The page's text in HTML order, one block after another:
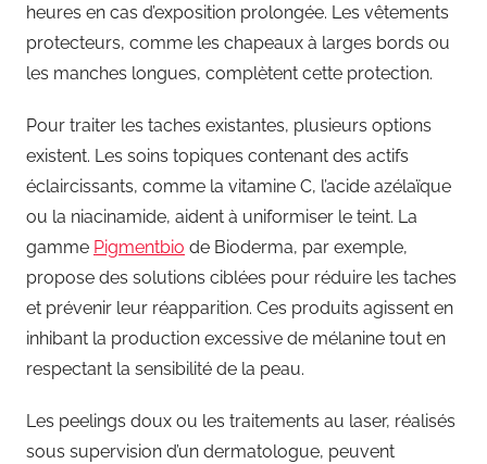
heures en cas d’exposition prolongée. Les vêtements
protecteurs, comme les chapeaux à larges bords ou
les manches longues, complètent cette protection.
Pour traiter les taches existantes, plusieurs options
existent. Les soins topiques contenant des actifs
éclaircissants, comme la vitamine C, l’acide azélaïque
ou la niacinamide, aident à uniformiser le teint. La
gamme Pigmentbio de Bioderma, par exemple,
propose des solutions ciblées pour réduire les taches
et prévenir leur réapparition. Ces produits agissent en
inhibant la production excessive de mélanine tout en
respectant la sensibilité de la peau.
Les peelings doux ou les traitements au laser, réalisés
sous supervision d’un dermatologue, peuvent